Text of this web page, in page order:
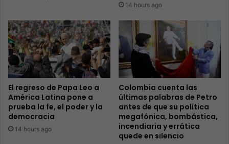
14 hours ago
El regreso de Papa Leo a
América Latina pone a
prueba la fe, el poder y la
democracia
14 hours ago
Colombia cuenta las
últimas palabras de Petro
antes de que su política
megafónica, bombástica,
incendiaria y errática
quede en silencio